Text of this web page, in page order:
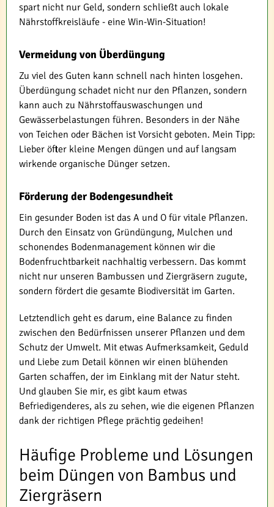
spart nicht nur Geld, sondern schließt auch lokale
Nährstoffkreisläufe - eine Win-Win-Situation!
Vermeidung von Überdüngung
Zu viel des Guten kann schnell nach hinten losgehen.
Überdüngung schadet nicht nur den Pflanzen, sondern
kann auch zu Nährstoffauswaschungen und
Gewässerbelastungen führen. Besonders in der Nähe
von Teichen oder Bächen ist Vorsicht geboten. Mein Tipp:
Lieber öfter kleine Mengen düngen und auf langsam
wirkende organische Dünger setzen.
Förderung der Bodengesundheit
Ein gesunder Boden ist das A und O für vitale Pflanzen.
Durch den Einsatz von Gründüngung, Mulchen und
schonendes Bodenmanagement können wir die
Bodenfruchtbarkeit nachhaltig verbessern. Das kommt
nicht nur unseren Bambussen und Ziergräsern zugute,
sondern fördert die gesamte Biodiversität im Garten.
Letztendlich geht es darum, eine Balance zu finden
zwischen den Bedürfnissen unserer Pflanzen und dem
Schutz der Umwelt. Mit etwas Aufmerksamkeit, Geduld
und Liebe zum Detail können wir einen blühenden
Garten schaffen, der im Einklang mit der Natur steht.
Und glauben Sie mir, es gibt kaum etwas
Befriedigenderes, als zu sehen, wie die eigenen Pflanzen
dank der richtigen Pflege prächtig gedeihen!
Häufige Probleme und Lösungen
beim Düngen von Bambus und
Ziergräsern